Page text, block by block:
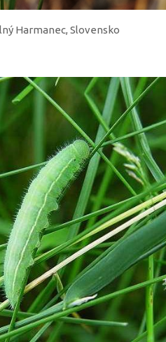
Harmanec, Slovensko